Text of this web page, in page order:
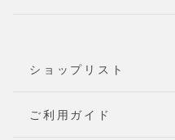
ショップリスト
ご利用ガイド